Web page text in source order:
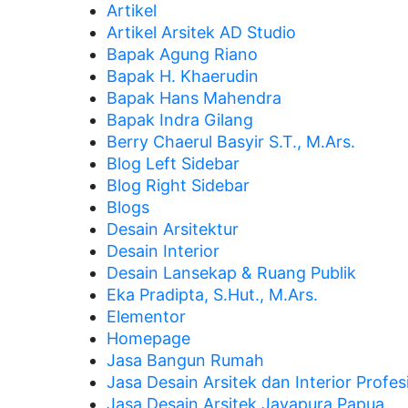
Artikel
Artikel Arsitek AD Studio
Bapak Agung Riano
Bapak H. Khaerudin
Bapak Hans Mahendra
Bapak Indra Gilang
Berry Chaerul Basyir S.T., M.Ars.
Blog Left Sidebar
Blog Right Sidebar
Blogs
Desain Arsitektur
Desain Interior
Desain Lansekap & Ruang Publik
Eka Pradipta, S.Hut., M.Ars.
Elementor
Homepage
Jasa Bangun Rumah
Jasa Desain Arsitek dan Interior
Jasa Desain Arsitek Jayapura Papua